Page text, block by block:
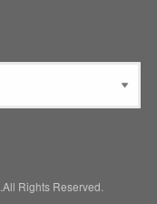
.All Rights Reserved.